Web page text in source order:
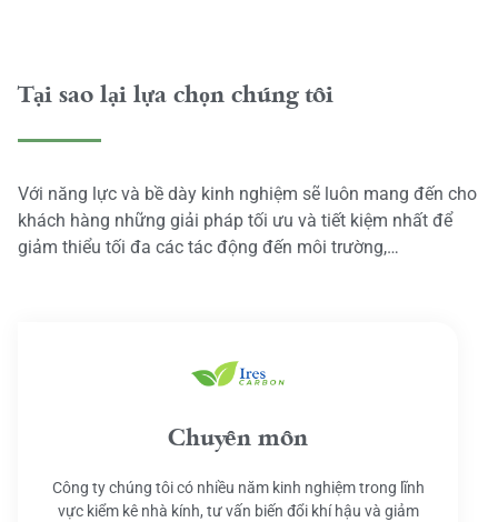
Tại sao lại lựa chọn chúng tôi
Với năng lực và bề dày kinh nghiệm sẽ luôn mang đến cho
khách hàng những giải pháp tối ưu và tiết kiệm nhất để
giảm thiểu tối đa các tác động đến môi trường,…
Chuyên môn
Công ty chúng tôi có nhiều năm kinh nghiệm trong lĩnh
vực kiểm kê nhà kính, tư vấn biến đổi khí hậu và giảm